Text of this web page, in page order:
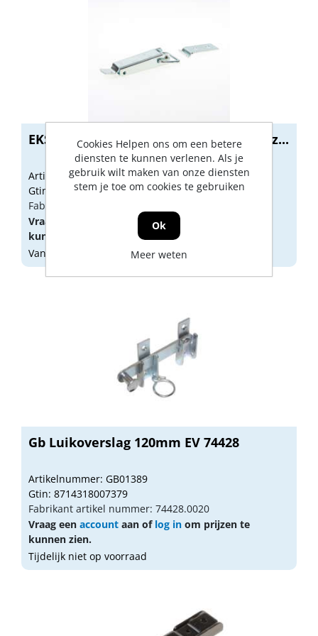
EKS 130-H BV Eierkistsluiting staal verz...
Artikelnummer: 1252256
Gtin: 8714140164974
Fabrikant artikel nummer: 0140.050.1305
Vraag een
aan oflog in
kunnen zien.
Vandaag besteld, morgen geleverd
Gb Luikoverslag 120mm EV 74428
Artikelnummer: GB01389
Gtin: 8714318007379
Fabrikant artikel nummer: 74428.0020
Vraag een account aan of log in om prijzen te
kunnen zien.
Tijdelijk niet op voorraad
Cookies Helpen ons om een betere
diensten te kunnen verlenen. Als je
gebruik wilt maken van onze diensten
stem je toe om cookies te gebruiken
Ok
Meer weten